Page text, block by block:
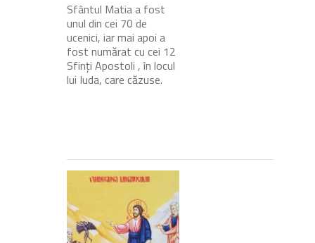
Sfântul Matia a fost
unul din cei 70 de
ucenici, iar mai apoi a
fost numărat cu cei 12
Sfinți Apostoli , în locul
lui Iuda, care căzuse.